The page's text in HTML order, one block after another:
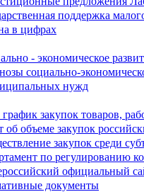
поддержка
в цифрах
- экономическое
социально-
нужд
закупок товаров,
об объеме закупок
закупок среди
по регулированию
официальный
документы